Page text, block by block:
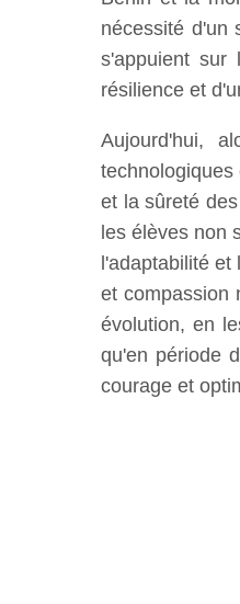
nécessité d'un
s'appuient sur
résilience et
Aujourd'hui,
technologiques
et la sûreté
les élèves non
l'adaptabilité et
et compassion
évolution, en
qu'en période
courage et